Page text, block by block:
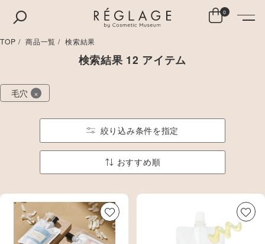
0
TOP 商品一覧 検索結果
検索結果 12 アイテム
毛穴 ×
絞り込み条件を指定
おすすめ順